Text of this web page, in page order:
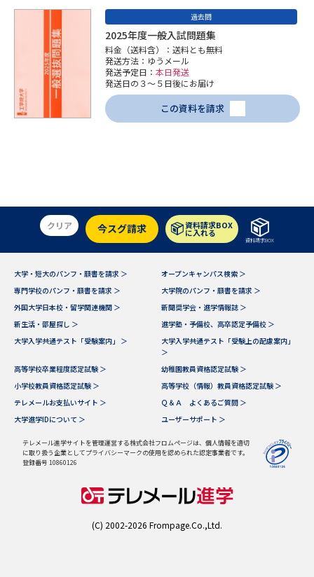
進路の３択
新学年スタート号特集ページ
（高3生用）
新学年スタート号特集ページ
（高2生用）
SELFBRAND特集ページ
来場型・Web型イベント特集 夢ナビライブ
志望校・出願校を調べる
受験スケジュールを立てよう
先輩が入学を決めた理由 テレメール全国一斉進学調査
学問発見 学問検索
過去問
2025年度一般入試問題集
料金（送料含）：送料とも無料
発送方法：ゆうメール
発送予定日： 本日発送
発送日の３～５日後にお届け
この資料を請求
クリア 今スグ請求 資料請求BOX
に入れる
資料請求BOX
大学・短大のパンフ・願書を請求 ＞
オープンキャンパス検索 ＞
専門学校のパンフ・願書を請求 ＞
大学院のパンフ・願書を請求 ＞
外国大学日本校・留学関連機関 ＞
新聞奨学会・進学情報誌 ＞
新生活・部屋探し ＞
進学塾・予備校、高卒認定予備校 ＞
大学入学共通テスト「受験案内」 ＞
大学入学共通テスト「受験上の配慮案内」
＞
高等学校卒業程度認定試験 ＞
幼稚園教員資格認定試験 ＞
小学校教員資格認定試験 ＞
高等学校（情報）教員資格認定試験 ＞
テレメールお支払いサイト ＞
Ｑ＆Ａ よくあるご質問 ＞
大学進学IDについて ＞
ユーザーサポート ＞
テレメール進学サイトを管理運営する株式会社フロムページは、個人情報を適切
に取り扱う企業としてプライバシーマークの使用を認められた認定事業者です。
登録番号 10860126
(C) 2002-2026 Frompage.Co.,Ltd.